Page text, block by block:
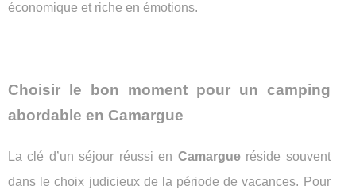
économique et riche en émotions.
Choisir le bon moment pour un camping
abordable en Camargue
La clé d’un séjour réussi en Camargueréside souvent
dans le choix judicieux de la période de vacances. Pour